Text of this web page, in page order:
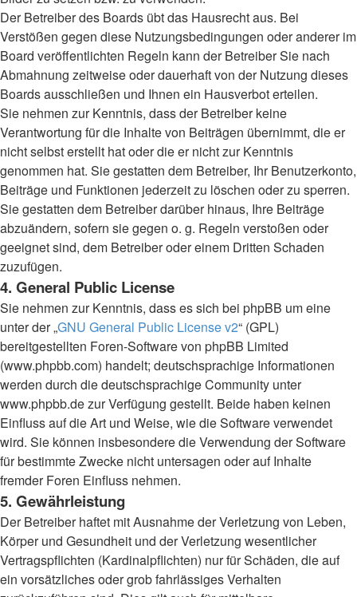
Der Betreiber des Boards übt das Hausrecht aus. Bei
Verstößen gegen diese Nutzungsbedingungen oder anderer im
Board veröffentlichten Regeln kann der Betreiber Sie nach
Abmahnung zeitweise oder dauerhaft von der Nutzung dieses
Boards ausschließen und Ihnen ein Hausverbot erteilen.
Sie nehmen zur Kenntnis, dass der Betreiber keine
Verantwortung für die Inhalte von Beiträgen übernimmt, die er
nicht selbst erstellt hat oder die er nicht zur Kenntnis
genommen hat. Sie gestatten dem Betreiber, Ihr Benutzerkonto,
Beiträge und Funktionen jederzeit zu löschen oder zu sperren.
Sie gestatten dem Betreiber darüber hinaus, Ihre Beiträge
abzuändern, sofern sie gegen o. g. Regeln verstoßen oder
geeignet sind, dem Betreiber oder einem Dritten Schaden
zuzufügen.
4. General Public License
Sie nehmen zur Kenntnis, dass es sich bei phpBB um eine
unter der „GNU General Public License v2“ (GPL)
bereitgestellten Foren-Software von phpBB Limited
(www.phpbb.com) handelt; deutschsprachige Informationen
werden durch die deutschsprachige Community unter
www.phpbb.de zur Verfügung gestellt. Beide haben keinen
Einfluss auf die Art und Weise, wie die Software verwendet
wird. Sie können insbesondere die Verwendung der Software
für bestimmte Zwecke nicht untersagen oder auf Inhalte
fremder Foren Einfluss nehmen.
5. Gewährleistung
Der Betreiber haftet mit Ausnahme der Verletzung von Leben,
Körper und Gesundheit und der Verletzung wesentlicher
Vertragspflichten (Kardinalpflichten) nur für Schäden, die auf
ein vorsätzliches oder grob fahrlässiges Verhalten